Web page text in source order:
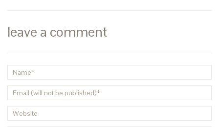
leave a comment